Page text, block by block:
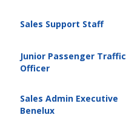
Sales Support Staff
Junior Passenger Traffic
Officer
Sales Admin Executive
Benelux